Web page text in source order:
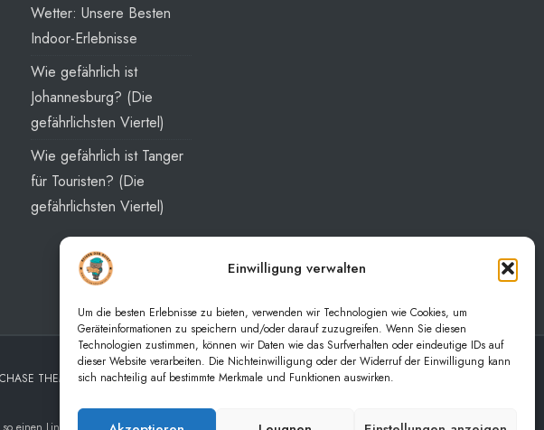
Einwilligung verwalten
Um die besten Erlebnisse zu bieten, verwenden wir Technologien wie Cookies, um
Geräteinformationen zu speichern und/oder darauf zuzugreifen. Wenn Sie diesen
Technologien zustimmen, können wir Daten wie das Surfverhalten oder eindeutige IDs auf
dieser Website verarbeiten. Die Nichteinwilligung oder der Widerruf der Einwilligung kann
sich nachteilig auf bestimmte Merkmale und Funktionen auswirken.
Wetter: Unsere Besten
Indoor-Erlebnisse
Wie gefährlich ist
Johannesburg? (Die
gefährlichsten Viertel)
Wie gefährlich ist Tanger
für Touristen? (Die
gefährlichsten Viertel)
THEME